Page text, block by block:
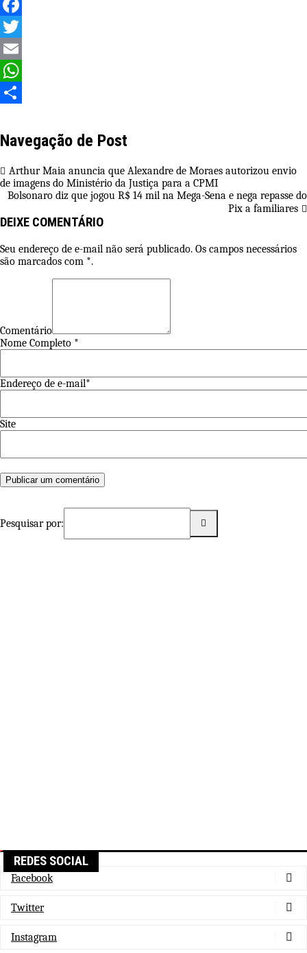
Facebook
Twitter
Email
WhatsApp
Navegação de Post
Arthur Maia anuncia que Alexandre de Moraes autorizou envio
de imagens do Ministério da Justiça para a CPMI
Bolsonaro diz que jogou R$ 14 mil na Mega-Sena e nega repasse do
Pix a familiares
DEIXE COMENTÁRIO
Seu endereço de e-mail não será publicado. Os campos necessários
são marcados com *.
Comentário
Nome Completo *
Endereço de e-mail*
Site
Pesquisar por:
REDES SOCIAL
Facebook
Twitter
Instagram